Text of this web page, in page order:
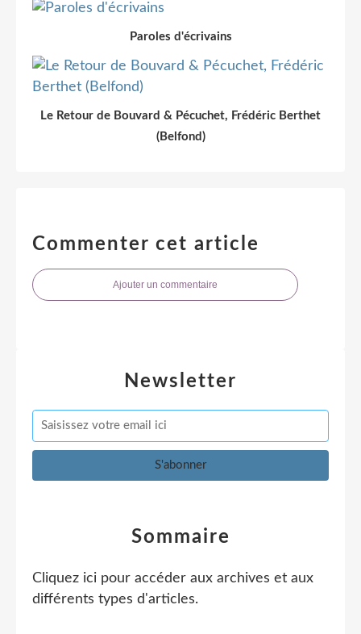
Paroles d'écrivains
Le Retour de Bouvard & Pécuchet, Frédéric Berthet
(Belfond)
Commenter cet article
Ajouter un commentaire
Newsletter
Sommaire
Cliquez ici pour accéder aux archives et aux
différents types d'articles.